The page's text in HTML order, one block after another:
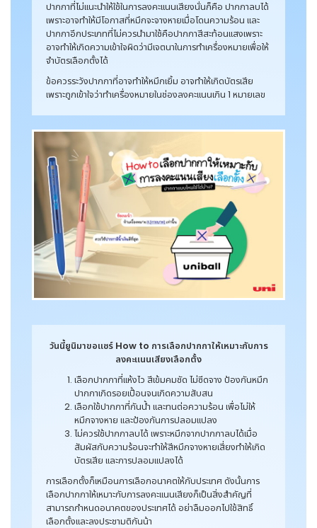
ปากกาที่ไม่แนะนำให้ใช้ในการลงคะแนนเสียงนั่นก็คือ ปากกาลบได้
เพราะอาจทำให้มีโอกาสที่หมึกจะจางหายเมื่อโดนความร้อน และ
ปากกาอีกประเภทที่ไม่ควรนำมาใช้คือปากกาสีสะท้อนแสงเพราะ
อาจทำให้เกิดความเข้าใจผิดว่ามีเจตนาในการทำเครื่องหมายเพื่อให้
จำบัตรเลือกตั้งได้
ข้อควรระวังปากกาที่อาจทำให้หมึกเยิ้ม อาจทำให้เกิดบัตรเสีย
เพราะถูกเข้าใจว่าทำเครื่องหมายในช่องลงคะแนนเกิน 1 หมายเลข
วันนี้ยูนิมาขอแชร์ How to การเลือกปากกาให้เหมาะกับการ
ลงคะแนนเสียงเลือกตั้ง
เลือกปากกาที่แห้งไว สีเข้มคมชัด ไม่ซีดจาง ป้องกันหมึก
ปากกาเกิดรอยเปื้อนจนเกิดความสับสน
เลือกใช้ปากกาที่กันน้ำ และทนต่อความร้อน เพื่อไม่ให้
หมึกจางหาย และป้องกันการปลอมแปลง
ไม่ควรใช้ปากกาลบได้ เพราะหมึกจากปากกาลบได้เมื่อ
สัมผัสกับความร้อนจะทำให้สีหมึกจางหายเสี่ยงทำให้เกิด
บัตรเสีย และการปลอมแปลงได้
การเลือกตั้งก็เหมือนการเลือกอนาคตให้กับประเทศ ดังนั้นการ
เลือกปากกาให้เหมาะกับการลงคะแนนเสียงก็เป็นสิ่งสำคัญที่
สามารถกำหนดอนาคตของประเทศได้ อย่าลืมออกไปใช้สิทธิ์
เลือกตั้งและลงประชามติกันน้า